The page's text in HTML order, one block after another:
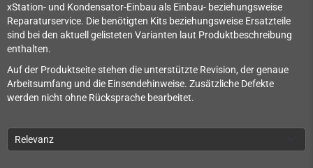
xStation- und Kondensator-Einbau als Einbau- beziehungsweise
Reparaturservice. Die benötigten Kits beziehungsweise Ersatzteile
sind bei den aktuell gelisteten Varianten laut Produktbeschreibung
enthalten.
Auf der Produktseite stehen die unterstützte Revision, der genaue
Arbeitsumfang und die Einsendehinweise. Zusätzliche Defekte
werden nicht ohne Rücksprache bearbeitet.
Relevanz